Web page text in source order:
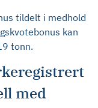
tildelt i medhold
kan
tonn.
med